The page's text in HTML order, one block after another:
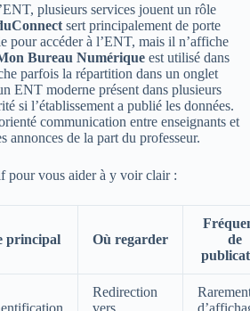
plusieurs services jouent un rôle
sert principalement de porte
pour accéder à l’ENT, mais il n’affiche
Bureau Numérique est utilisé dans
parfois la répartition dans un onglet
ENT moderne présent dans plusieurs
si l’établissement a publié les données.
communication entre enseignants et
annonces de la part du professeur.
pour vous aider à y voir clair :
principal Où regarder
de
Redirection
vers